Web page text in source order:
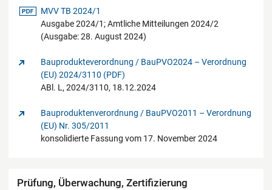
pdf-Datei
MVV TB 2024/1
Ausgabe 2024/1; Amtliche Mitteilungen 2024/2
(Ausgabe: 28. August 2024)
Bauprodukteverordnung / BauPVO2024 – Verordnung
(EU) 2024/3110 (PDF)
ABl. L, 2024/3110, 18.12.2024
Bauproduktenverordnung / BauPVO2011 – Verordnung
(EU) Nr. 305/2011
konsolidierte Fassung vom 17. November 2024
Prüfung, Überwachung, Zertifizierung